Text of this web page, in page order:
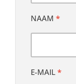
NAAM *
E-MAIL *